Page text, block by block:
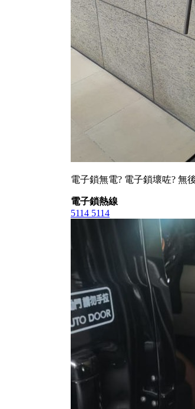
電子鎖無電? 電子鎖壞咗? 無
電子鎖熱線
5114 5114